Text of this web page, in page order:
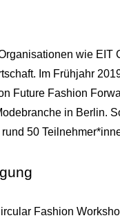
wie EIT
Im Frühjahr
Future Fashion
in Berlin.
50
Fashion